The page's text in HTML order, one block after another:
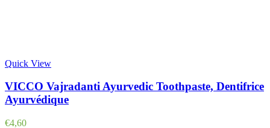
Quick View
VICCO Vajradanti Ayurvedic Toothpaste, Dentifrice
Ayurvédique
€4,60